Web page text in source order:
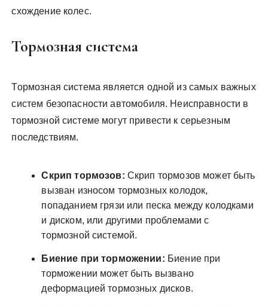
схождение колес.
Тормозная система
Тормозная система является одной из самых важных
систем безопасности автомобиля. Неисправности в
тормозной системе могут привести к серьезным
последствиям.
Скрип тормозов: Скрип тормозов может быть
вызван износом тормозных колодок,
попаданием грязи или песка между колодками
и диском, или другими проблемами с
тормозной системой.
Биение при торможении: Биение при
торможении может быть вызвано
деформацией тормозных дисков.